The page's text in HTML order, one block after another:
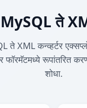
ते
ते XML कन्व्हर्टर
रूपांतरित
शोधा.